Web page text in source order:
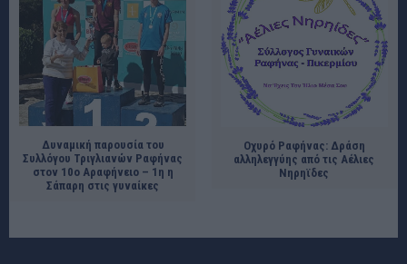
Δυναμική παρουσία του
Συλλόγου Τριγλιανών Ραφήνας
στον 10ο Αραφήνειο – 1η η
Σάπαρη στις γυναίκες
Οχυρό Ραφήνας: Δράση
αλληλεγγύης από τις Αέλιες
Νηρηϊδες